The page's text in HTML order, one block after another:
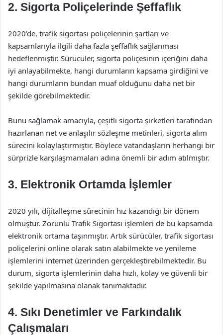
2. Sigorta Poliçelerinde Şeffaflık
2020’de, trafik sigortası poliçelerinin şartları ve
kapsamlarıyla ilgili daha fazla şeffaflık sağlanması
hedeflenmiştir. Sürücüler, sigorta poliçesinin içeriğini daha
iyi anlayabilmekte, hangi durumların kapsama girdiğini ve
hangi durumların bundan muaf olduğunu daha net bir
şekilde görebilmektedir.
Bunu sağlamak amacıyla, çeşitli sigorta şirketleri tarafından
hazırlanan net ve anlaşılır sözleşme metinleri, sigorta alım
sürecini kolaylaştırmıştır. Böylece vatandaşların herhangi bir
sürprizle karşılaşmamaları adına önemli bir adım atılmıştır.
3. Elektronik Ortamda İşlemler
2020 yılı, dijitalleşme sürecinin hız kazandığı bir dönem
olmuştur. Zorunlu Trafik Sigortası işlemleri de bu kapsamda
elektronik ortama taşınmıştır. Artık sürücüler, trafik sigortası
poliçelerini online olarak satın alabilmekte ve yenileme
işlemlerini internet üzerinden gerçekleştirebilmektedir. Bu
durum, sigorta işlemlerinin daha hızlı, kolay ve güvenli bir
şekilde yapılmasına olanak tanımaktadır.
4. Sıkı Denetimler ve Farkındalık
Çalışmaları